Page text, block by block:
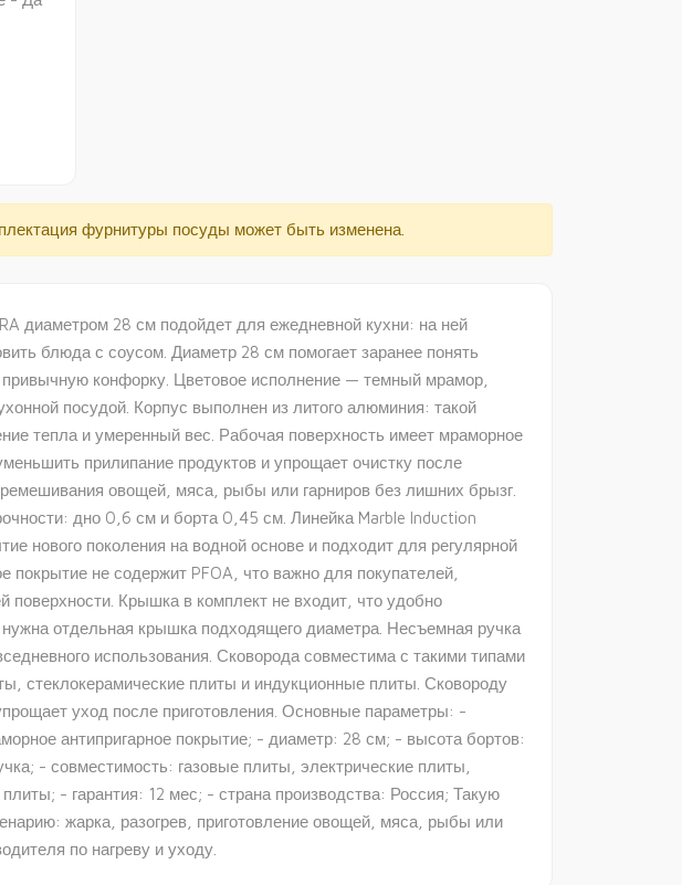
фурнитуры посуды может быть изменена.
диаметром 28 см подойдет для ежедневной кухни: на ней
блюда с соусом. Диаметр 28 см помогает заранее понять
конфорку. Цветовое исполнение — темный мрамор,
посудой. Корпус выполнен из литого алюминия: такой
тепла и умеренный вес. Рабочая поверхность имеет мраморное
прилипание продуктов и упрощает очистку после
овощей, мяса, рыбы или гарниров без лишних брызг.
дно 0,6 см и борта 0,45 см. Линейка Marble Induction
нового поколения на водной основе и подходит для регулярной
покрытие не содержит PFOA, что важно для покупателей,
поверхности. Крышка в комплект не входит, что удобно
отдельная крышка подходящего диаметра. Несъемная ручка
использования. Сковорода совместима с такими типами
стеклокерамические плиты и индукционные плиты. Сковороду
уход после приготовления. Основные параметры: -
антипригарное покрытие; - диаметр: 28 см; - высота бортов:
- совместимость: газовые плиты, электрические плиты,
- гарантия: 12 мес; - страна производства: Россия; Такую
жарка, разогрев, приготовление овощей, мяса, рыбы или
по нагреву и уходу.